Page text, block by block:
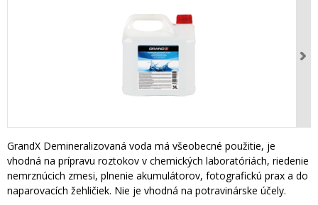
GrandX Demineralizovaná voda má všeobecné použitie, je
vhodná na prípravu roztokov v chemických laboratóriách, riedenie
nemrznúcich zmesi, plnenie akumulátorov, fotografickú prax a do
naparovacích žehličiek. Nie je vhodná na potravinárske účely.